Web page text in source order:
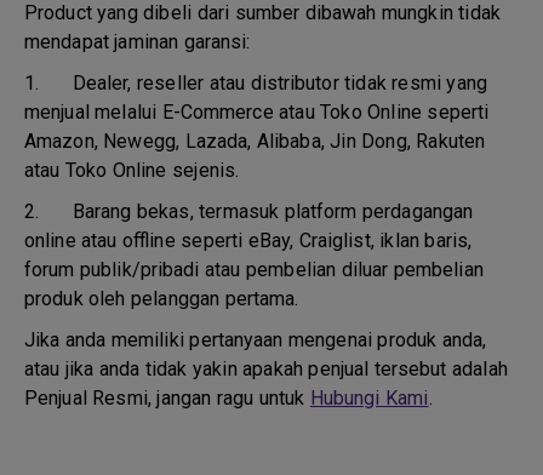
Product yang dibeli dari sumber dibawah mungkin tidak
mendapat jaminan garansi:
1. Dealer, reseller atau distributor tidak resmi yang
menjual melalui E-Commerce atau Toko Online seperti
Amazon, Newegg, Lazada, Alibaba, Jin Dong, Rakuten
atau Toko Online sejenis.
2. Barang bekas, termasuk platform perdagangan
online atau offline seperti eBay, Craiglist, iklan baris,
forum publik/pribadi atau pembelian diluar pembelian
produk oleh pelanggan pertama.
Jika anda memiliki pertanyaan mengenai produk anda,
atau jika anda tidak yakin apakah penjual tersebut adalah
Penjual Resmi, jangan ragu untuk Hubungi Kami.